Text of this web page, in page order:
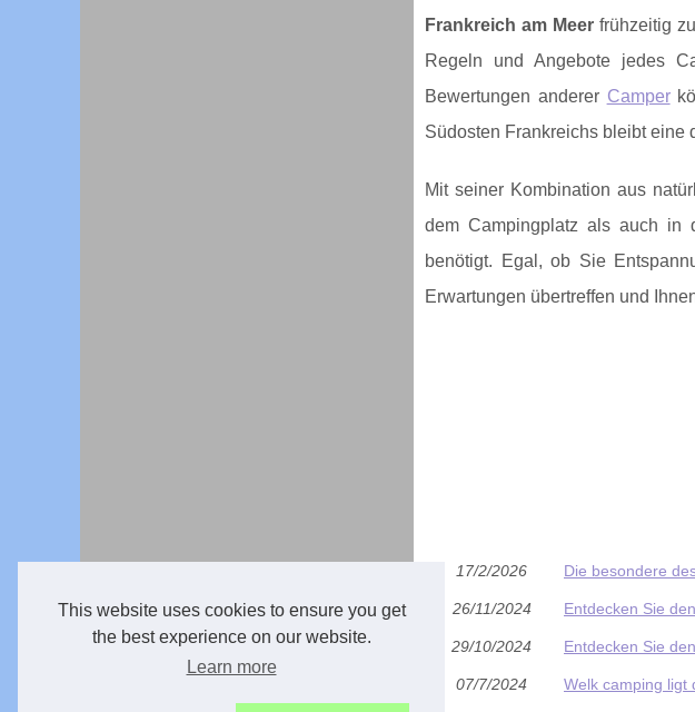
This website uses cookies to ensure you get
the best experience on our website.
Learn more
Frankreich am Meerfrühzeitig
Regeln und Angebote jedes
Bewertungen anderer Camper
Südosten Frankreichs bleibt eine
Mit seiner Kombination aus
dem Campingplatz als auch in
benötigt. Egal, ob Sie
Erwartungen übertreffen und
17/2/2026 Die besondere
26/11/2024 Entdecken Sie
29/10/2024 Entdecken Sie
07/7/2024 Welk camping ligt